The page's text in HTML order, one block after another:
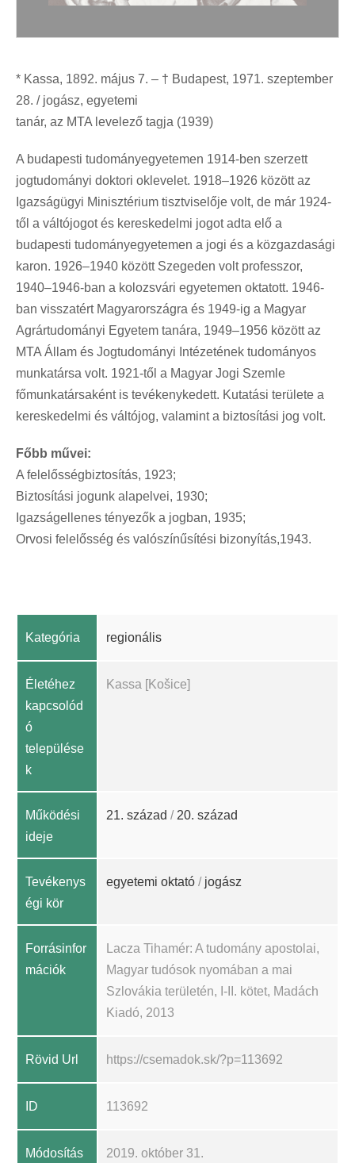
* Kassa, 1892. május 7. – † Budapest, 1971. szeptember
28. / jogász, egyetemi
tanár, az MTA levelező tagja (1939)
A budapesti tudományegyetemen 1914-ben szerzett
jogtudományi doktori oklevelet. 1918–1926 között az
Igazságügyi Minisztérium tisztviselője volt, de már 1924-
től a váltójogot és kereskedelmi jogot adta elő a
budapesti tudományegyetemen a jogi és a közgazdasági
karon. 1926–1940 között Szegeden volt professzor,
1940–1946-ban a kolozsvári egyetemen oktatott. 1946-
ban visszatért Magyarországra és 1949-ig a Magyar
Agrártudományi Egyetem tanára, 1949–1956 között az
MTA Állam és Jogtudományi Intézetének tudományos
munkatársa volt. 1921-től a Magyar Jogi Szemle
főmunkatársaként is tevékenykedett. Kutatási területe a
kereskedelmi és váltójog, valamint a biztosítási jog volt.
Főbb művei:
A felelősségbiztosítás, 1923;
Biztosítási jogunk alapelvei, 1930;
Igazságellenes tényezők a jogban, 1935;
Orvosi felelősség és valószínűsítési bizonyítás,1943.
Kategória regionális
Életéhez
kapcsolód
ó
települése
k
Kassa [Košice]
Működési
ideje
21. század / 20. század
Tevékenys
égi kör
egyetemi oktató / jogász
Forrásinfor
mációk
Lacza Tihamér: A tudomány apostolai,
Magyar tudósok nyomában a mai
Szlovákia területén, I-II. kötet, Madách
Kiadó, 2013
Rövid Url https://csemadok.sk/?p=113692
ID 113692
Módosítás 2019. október 31.